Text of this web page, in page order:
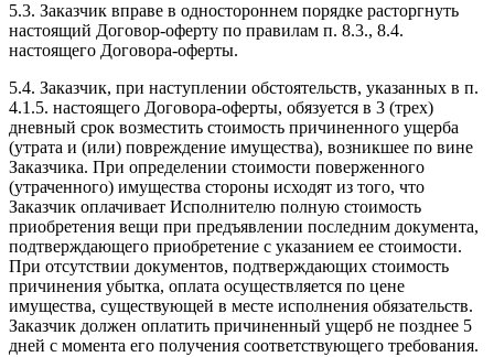
5.3. Заказчик вправе в одностороннем порядке расторгнуть
настоящий Договор-оферту по правилам п. 8.3., 8.4.
настоящего Договора-оферты.
5.4. Заказчик, при наступлении обстоятельств, указанных в п.
4.1.5. настоящего Договора-оферты, обязуется в 3 (трех)
дневный срок возместить стоимость причиненного ущерба
(утрата и (или) повреждение имущества), возникшее по вине
Заказчика. При определении стоимости поверженного
(утраченного) имущества стороны исходят из того, что
Заказчик оплачивает Исполнителю полную стоимость
приобретения вещи при предъявлении последним документа,
подтверждающего приобретение с указанием ее стоимости.
При отсутствии документов, подтверждающих стоимость
причинения убытка, оплата осуществляется по цене
имущества, существующей в месте исполнения обязательств.
Заказчик должен оплатить причиненный ущерб не позднее 5
дней с момента его получения соответствующего требования.